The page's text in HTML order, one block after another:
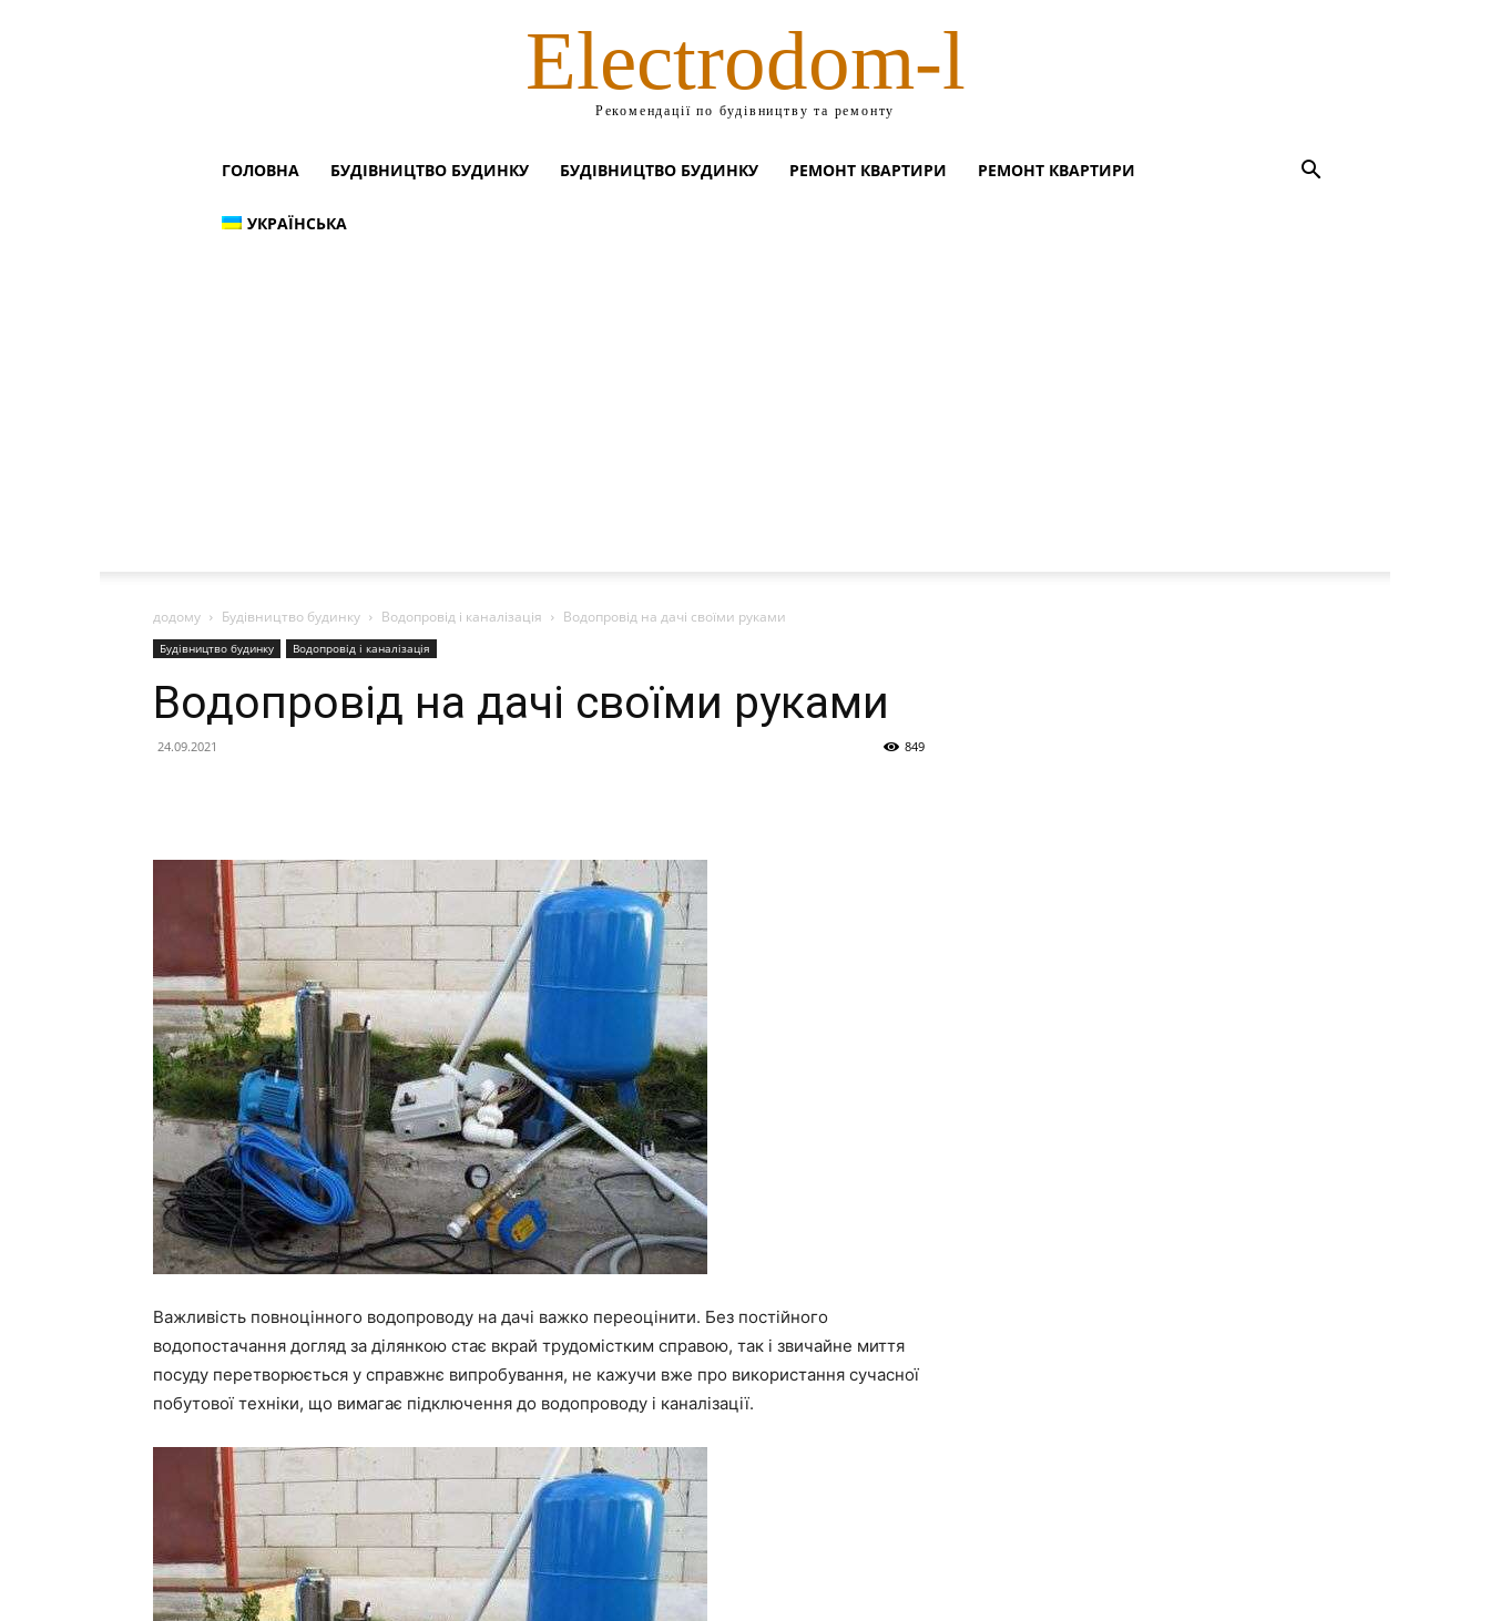
Electrodom-l
Рекомендації по будівництву та ремонту
ГОЛОВНА БУДІВНИЦТВО БУДИНКУ БУДІВНИЦТВО БУДИНКУ РЕМОНТ КВАРТИРИ РЕМОНТ КВАРТИРИ
УКРАЇНСЬКА
додому Будівництво будинку Водопровід і каналізація Водопровід на дачі своїми руками
Будівництво будинку Водопровід і каналізація
Водопровід на дачі своїми руками
24.09.2021 849
Важливість повноцінного водопроводу на дачі важко переоцінити. Без постійного
водопостачання догляд за ділянкою стає вкрай трудомістким справою, так і звичайне миття
посуду перетворюється у справжнє випробування, не кажучи вже про використання сучасної
побутової техніки, що вимагає підключення до водопроводу і каналізації.